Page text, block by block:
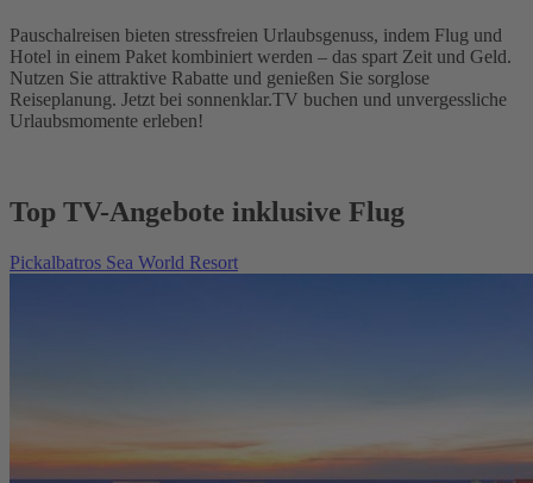
Pauschalreisen bieten stressfreien Urlaubsgenuss, indem Flug und
Hotel in einem Paket kombiniert werden – das spart Zeit und Geld.
Nutzen Sie attraktive Rabatte und genießen Sie sorglose
Reiseplanung. Jetzt bei sonnenklar.TV buchen und unvergessliche
Urlaubsmomente erleben!
Top TV-Angebote inklusive Flug
Pickalbatros Sea World Resort